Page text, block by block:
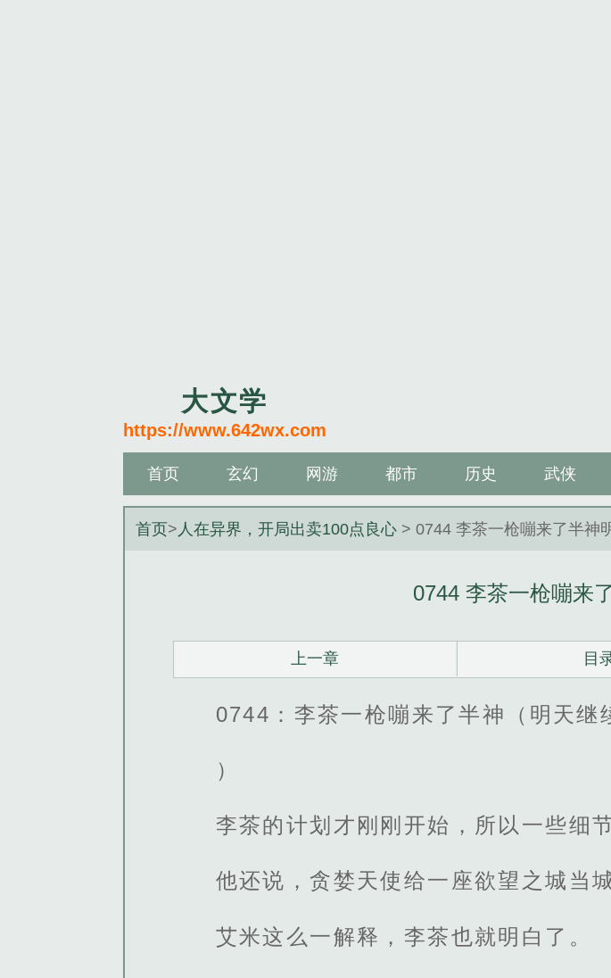
大文学
https://www.642wx.com
首页 玄幻 网游 都市 历史 武侠
首页> 人在异界，开局出卖100点良心 > 0744 李茶一枪嘣来了半神
0744 李茶一枪嘣来
上一章 目
0744：李茶一枪嘣来了半神（明天继
）
李茶的计划才刚刚开始，所以一些细
他还说，贪婪天使给一座欲望之城当
艾米这么一解释，李茶也就明白了。